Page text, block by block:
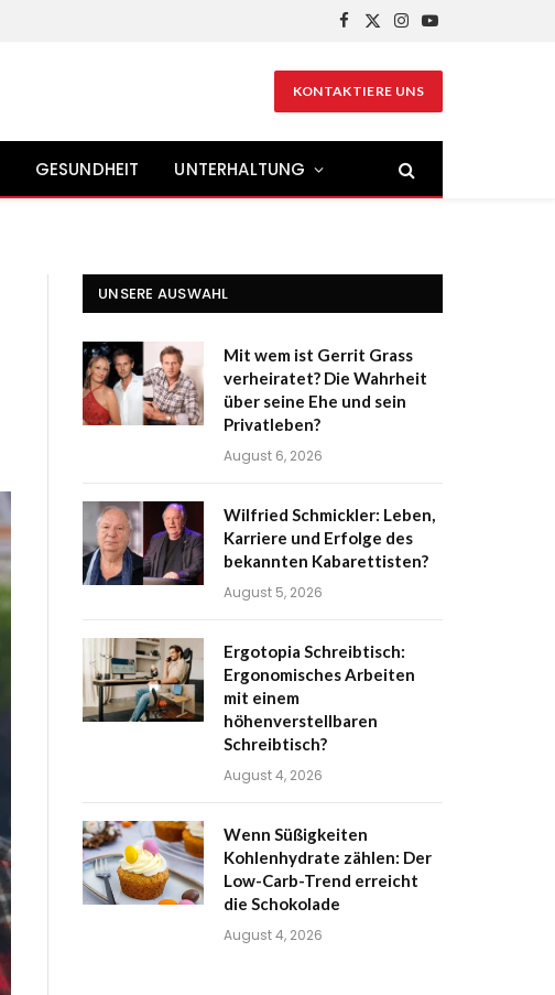
Facebook
X
Instagram
YouTube
KONTAKTIERE UNS
GESUNDHEIT UNTERHALTUNG
UNSERE AUSWAHL
Mit wem ist Gerrit Grass
verheiratet? Die Wahrheit
über seine Ehe und sein
Privatleben?
August 6, 2026
Wilfried Schmickler: Leben,
Karriere und Erfolge des
bekannten Kabarettisten?
August 5, 2026
Ergotopia Schreibtisch:
Ergonomisches Arbeiten
mit einem
höhenverstellbaren
Schreibtisch?
August 4, 2026
Wenn Süßigkeiten
Kohlenhydrate zählen: Der
Low-Carb-Trend erreicht
die Schokolade
August 4, 2026